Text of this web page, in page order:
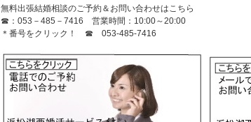
無料出張結婚相談のご予約＆お問い合わせはこちら
☎：053－485－7416 営業時間：10:00～20:00
＊番号をクリック！ ☎ 053-485-7416